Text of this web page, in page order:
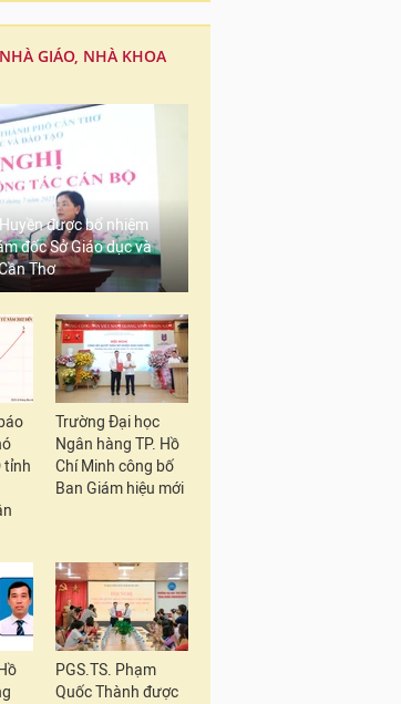
GIÁO, NHÀ KHOA
được bổ nhiệm
đốc Sở Giáo dục và
Thơ
tỉnh
Trường Đại học
Ngân hàng TP. Hồ
Chí Minh công bố
Ban Giám hiệu mới
PGS.TS. Phạm
Quốc Thành được